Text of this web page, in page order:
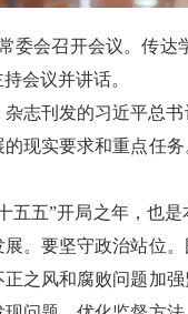
委会召开会议。传
会议并讲话。
志刊发的习近平总
现实要求和重点任
五五”开局之年，也
。要坚守政治站位
之风和腐败问题加